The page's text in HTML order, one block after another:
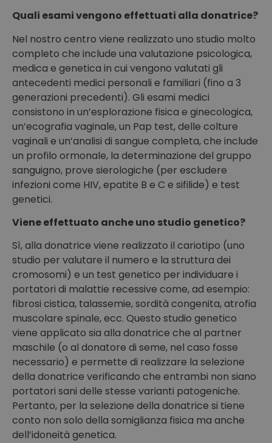
Quali esami vengono effettuati alla donatrice?
Nel nostro centro viene realizzato uno studio molto
completo che include una valutazione psicologica,
medica e genetica in cui vengono valutati gli
antecedenti medici personali e familiari (fino a 3
generazioni precedenti). Gli esami medici
consistono in un’esplorazione fisica e ginecologica,
un’ecografia vaginale, un Pap test, delle colture
vaginali e un’analisi di sangue completa, che include
un profilo ormonale, la determinazione del gruppo
sanguigno, prove sierologiche (per escludere
infezioni come HIV, epatite B e C e sifilide) e test
genetici.
Viene effettuato anche uno studio genetico?
Sì, alla donatrice viene realizzato il cariotipo (uno
studio per valutare il numero e la struttura dei
cromosomi) e un test genetico per individuare i
portatori di malattie recessive come, ad esempio:
fibrosi cistica, talassemie, sordità congenita, atrofia
muscolare spinale, ecc. Questo studio genetico
viene applicato sia alla donatrice che al partner
maschile (o al donatore di seme, nel caso fosse
necessario) e permette di realizzare la selezione
della donatrice verificando che entrambi non siano
portatori sani delle stesse varianti patogeniche.
Pertanto, per la selezione della donatrice si tiene
conto non solo della somiglianza fisica ma anche
dell’idoneità genetica.